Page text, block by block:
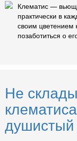
Клематис —
практически в
своим цветением
позаботиться о
Не
душистый